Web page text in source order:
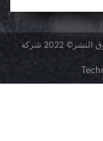
حقوق النشر© 2022 شركة JMT Commodity Mould Co.، Ltd.كل الحقوق